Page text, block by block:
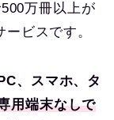
万冊以上が
ビスです。
、スマホ、タ
用端末なしで